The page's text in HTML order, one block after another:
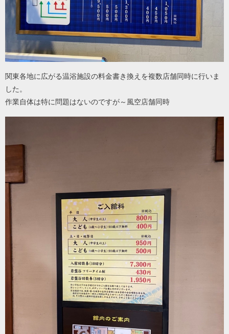
関東各地に広がる温浴施設の料金書き換えを複数店舗同時に行いま
した。
作業自体は特に問題はないのですが～風空店舗同時